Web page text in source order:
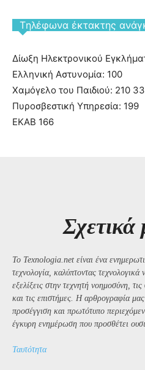
Tηλέφωνα έκτακτης
Δίωξη Ηλεκτρονικού
Ελληνική Αστυνομία: 100
Χαμόγελο του Παιδιού: 210
Πυροσβεστική Υπηρεσία: 199
ΕΚΑΒ 166
Σχετικά
Το Texnologia.net είναι ένα
τεχνολογία, καλύπτοντας τεχνολογικά
εξελίξεις στην τεχνητή νοημοσύνη,
και τις επιστήμες. Η αρθρογραφία μας
προσέγγιση και πρωτότυπο
έγκυρη ενημέρωση που προσθέτει
Ταυτότητα